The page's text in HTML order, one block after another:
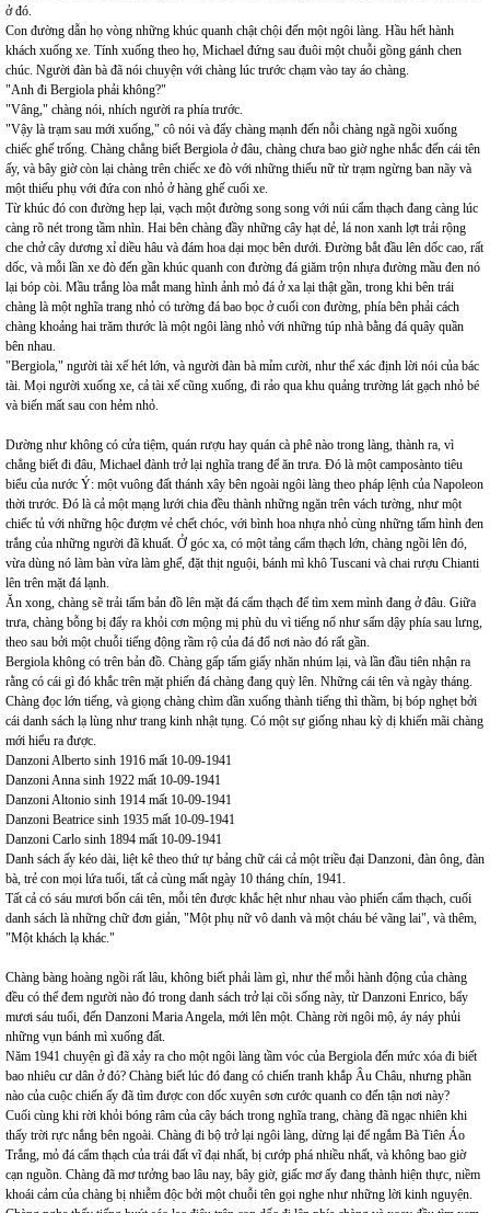
ở đó.
Con đường dẫn họ vòng những khúc quanh chật chội đến một ngôi làng. Hầu hết hành
khách xuống xe. Tính xuống theo họ, Michael đứng sau đuôi một chuỗi gồng gánh chen
chúc. Người đàn bà đã nói chuyện với chàng lúc trước chạm vào tay áo chàng.
"Anh đi Bergiola phải không?"
"Vâng," chàng nói, nhích người ra phía trước.
"Vậy là trạm sau mới xuống," cô nói và đẩy chàng mạnh đến nỗi chàng ngã ngồi xuống
chiếc ghế trống. Chàng chẳng biết Bergiola ở đâu, chàng chưa bao giờ nghe nhắc đến cái tên
ấy, và bây giờ còn lại chàng trên chiếc xe đò với những thiếu nữ từ trạm ngừng ban nãy và
một thiếu phụ với đứa con nhỏ ở hàng ghế cuối xe.
Từ khúc đó con đường hẹp lại, vạch một đường song song với núi cẩm thạch đang càng lúc
càng rõ nét trong tầm nhìn. Hai bên chàng đầy những cây hạt dẻ, lá non xanh lợt trải rộng
che chở cây dương xỉ diều hâu và đám hoa dại mọc bên dưới. Đường bắt đầu lên dốc cao, rất
dốc, và mỗi lần xe đò đến gần khúc quanh con đường đá giăm trộn nhựa đường mầu đen nó
lại bóp còi. Mầu trắng lòa mắt mang hình ảnh mỏ đá ở xa lại thật gần, trong khi bên trái
chàng là một nghĩa trang nhỏ có tường đá bao bọc ở cuối con đường, phía bên phải cách
chàng khoảng hai trăm thước là một ngôi làng nhỏ với những túp nhà bằng đá quây quần
bên nhau.
"Bergiola," người tài xế hét lớn, và người đàn bà mỉm cười, như thể xác định lời nói của bác
tài. Mọi người xuống xe, cả tài xế cũng xuống, đi rảo qua khu quảng trường lát gạch nhỏ bé
và biến mất sau con hẻm nhỏ.
Dường như không có cửa tiệm, quán rượu hay quán cà phê nào trong làng, thành ra, vì
chẳng biết đi đâu, Michael đành trở lại nghĩa trang để ăn trưa. Đó là một camposànto tiêu
biểu của nước Ý: một vuông đất thánh xây bên ngoài ngôi làng theo pháp lệnh của Napoleon
thời trước. Đó là cả một mạng lưới chia đều thành những ngăn trên vách tường, như một
chiếc tủ với những hộc đượm vẻ chết chóc, với bình hoa nhựa nhỏ cùng những tấm hình đen
trắng của những người đã khuất. Ở góc xa, có một tảng cẩm thạch lớn, chàng ngồi lên đó,
vừa dùng nó làm bàn vừa làm ghế, đặt thịt nguội, bánh mì khô Tuscani và chai rượu Chianti
lên trên mặt đá lạnh.
Ăn xong, chàng sẽ trải tấm bản đồ lên mặt đá cẩm thạch để tìm xem mình đang ở đâu. Giữa
trưa, chàng bỗng bị đẩy ra khỏi cơn mộng mị phù du vì tiếng nổ như sấm dậy phía sau lưng,
theo sau bởi một chuỗi tiếng động rầm rộ của đá đổ nơi nào đó rất gần.
Bergiola không có trên bản đồ. Chàng gấp tấm giấy nhăn nhúm lại, và lần đầu tiên nhận ra
rằng có cái gì đó khắc trên mặt phiến đá chàng đang quỳ lên. Những cái tên và ngày tháng.
Chàng đọc lớn tiếng, và giọng chàng chìm dần xuống thành tiếng thì thầm, bị bóp nghẹt bởi
cái danh sách lạ lùng như trang kinh nhật tụng. Có một sự giống nhau kỳ dị khiến mãi chàng
mới hiểu ra được.
Danzoni Alberto sinh 1916 mất 10-09-1941
Danzoni Anna sinh 1922 mất 10-09-1941
Danzoni Altonio sinh 1914 mất 10-09-1941
Danzoni Beatrice sinh 1935 mất 10-09-1941
Danzoni Carlo sinh 1894 mất 10-09-1941
Danh sách ấy kéo dài, liệt kê theo thứ tự bảng chữ cái cả một triều đại Danzoni, đàn ông, đàn
bà, trẻ con mọi lứa tuổi, tất cả cùng mất ngày 10 tháng chín, 1941.
Tất cả có sáu mươi bốn cái tên, mỗi tên được khắc hệt như nhau vào phiến cẩm thạch, cuối
danh sách là những chữ đơn giản, "Một phụ nữ vô danh và một cháu bé vãng lai", và thêm,
"Một khách lạ khác."
Chàng bàng hoàng ngồi rất lâu, không biết phải làm gì, như thể mỗi hành động của chàng
đều có thể đem người nào đó trong danh sách trở lại cõi sống này, từ Danzoni Enrico, bẩy
mươi sáu tuổi, đến Danzoni Maria Angela, mới lên một. Chàng rời ngôi mộ, áy náy phủi
những vụn bánh mì xuống đất.
Năm 1941 chuyện gì đã xảy ra cho một ngôi làng tầm vóc của Bergiola đến mức xóa đi biết
bao nhiêu cư dân ở đó? Chàng biết lúc đó đang có chiến tranh khắp Âu Châu, nhưng phần
nào của cuộc chiến ấy đã tìm được con dốc xuyên sơn cước quanh co đến tận nơi này?
Cuối cùng khi rời khỏi bóng râm của cây bách trong nghĩa trang, chàng đã ngạc nhiên khi
thấy trời rực nắng bên ngoài. Chàng đi bộ trở lại ngôi làng, dừng lại để ngắm Bà Tiên Áo
Trắng, mỏ đá cẩm thạch của trái đất vĩ đại nhất, bị cướp phá nhiều nhất, và không bao giờ
cạn nguồn. Chàng đã mơ tưởng bao lâu nay, bây giờ, giấc mơ ấy đang thành hiện thực, niềm
khoái cảm của chàng bị nhiễm độc bởi một chuỗi tên gọi nghe như những lời kinh nguyện.